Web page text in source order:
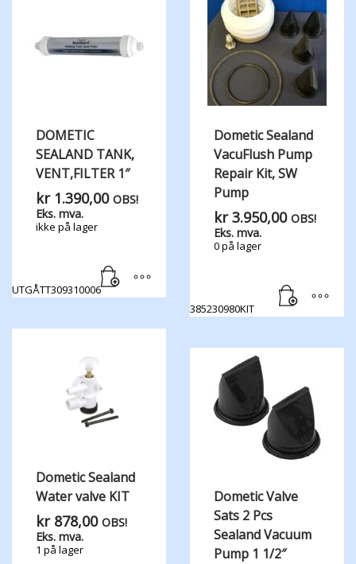
DOMETIC
SEALAND TANK,​
VENT,​FILTER 1″
kr1.390,00 OBS!
Eks. mva.
ikke på lager
UTGÅTT309310006
Dometic Sealand
VacuFlush Pump
Repair Kit, SW
Pump
kr3.950,00 OBS!
Eks. mva.
0 på lager
385230980KIT
Dometic Sealand
Water valve KIT
kr878,00 OBS!
Eks. mva.
1 på lager
Dometic Valve
Sats 2 Pcs
Sealand Vacuum
Pump 1 1/2″